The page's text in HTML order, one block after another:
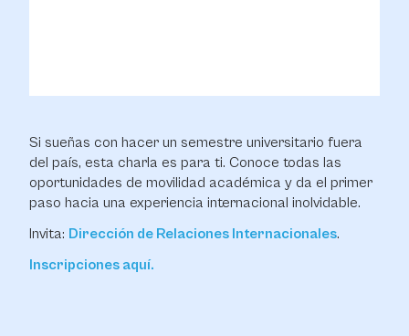
Si sueñas con hacer un semestre universitario fuera
del país, esta charla es para ti. Conoce todas las
oportunidades de movilidad académica y da el primer
paso hacia una experiencia internacional inolvidable.
Invita: Dirección de Relaciones Internacionales.
Inscripciones aquí.